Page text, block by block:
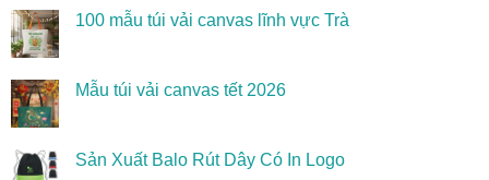
100 mẫu túi vải canvas lĩnh vực Trà
Mẫu túi vải canvas tết 2026
Sản Xuất Balo Rút Dây Có In Logo